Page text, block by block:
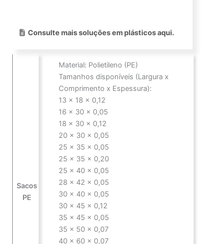
Consulte mais soluções em plásticos aqui.
Sacos
PE
Material: Polietileno (PE)
Tamanhos disponíveis (Largura x
Comprimento x Espessura):
13 x 18 x 0,12
16 x 30 x 0,05
18 x 30 x 0,12
20 x 30 x 0,05
25 x 35 x 0,05
25 x 35 x 0,20
25 x 40 x 0,05
28 x 42 x 0,05
30 x 40 x 0,05
30 x 45 x 0,12
35 x 45 x 0,05
35 x 50 x 0,07
40 x 60 x 0,07